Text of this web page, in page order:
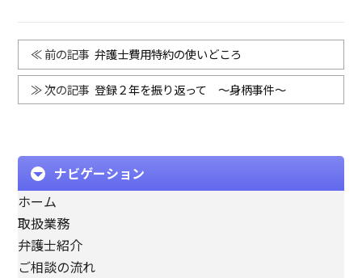
弁護士費用特約の使いどころ
登録２年を振り返って ～身柄事件～
ナビゲーション
ホーム
取扱業務
弁護士紹介
ご相談の流れ